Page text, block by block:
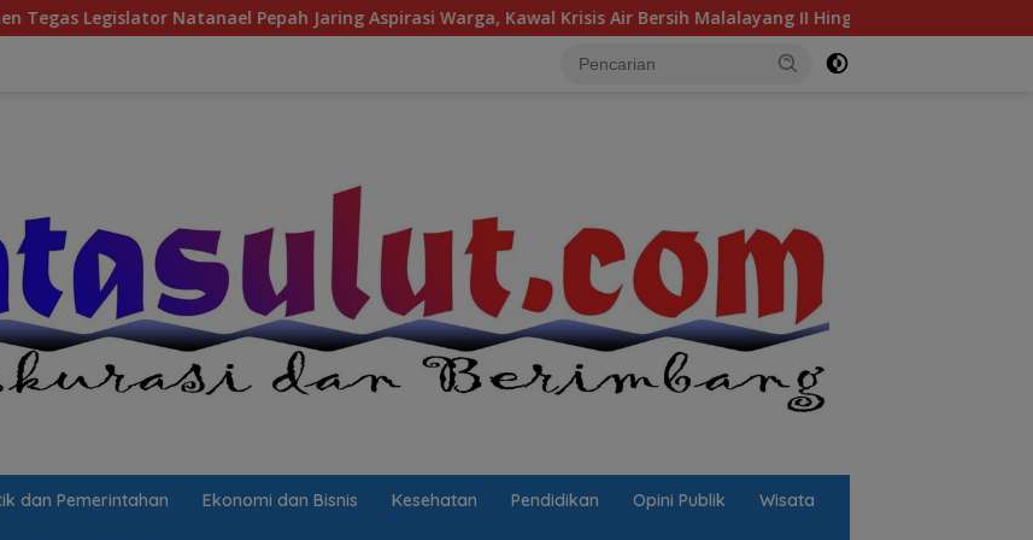
Natanael Pepah Jaring Aspirasi Warga, Kawal Krisis Air Bersih Malalayang II Hingga Perbaikan Infrastruktur
dan Pemerintahan Ekonomi dan Bisnis Kesehatan Pendidikan Opini Publik Wisata